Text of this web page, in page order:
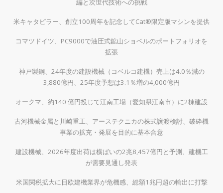
米キャタピラー、創立100周年を記念してCat®限定版マシンを提供
コマツドイツ、PC9000で油圧式鉱山ショベルのポートフォリオを
拡張
神戸製鋼、24年度の建設機械（コベルコ建機）売上は4.0％減の
3,880億円、25年度予想は3.1％増の4,000億円
オークマ、約140 億円投じて江南工場（愛知県江南市）に2棟建設
古河機械金属と川崎重工、アーステクニカの株式譲渡検討、破砕機
事業の拡充・発展を目的に基本合意
建設機械、2026年度出荷は横ばいの2兆8,457億円と予測、建機工
が需要見通し発表
米国関税拡大に日欧建機業界が危機感、総額1兆円超の輸出に打撃